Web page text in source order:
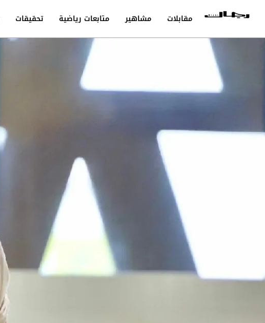
تحقيقات متابعات رياضية مشاهير مقابلات